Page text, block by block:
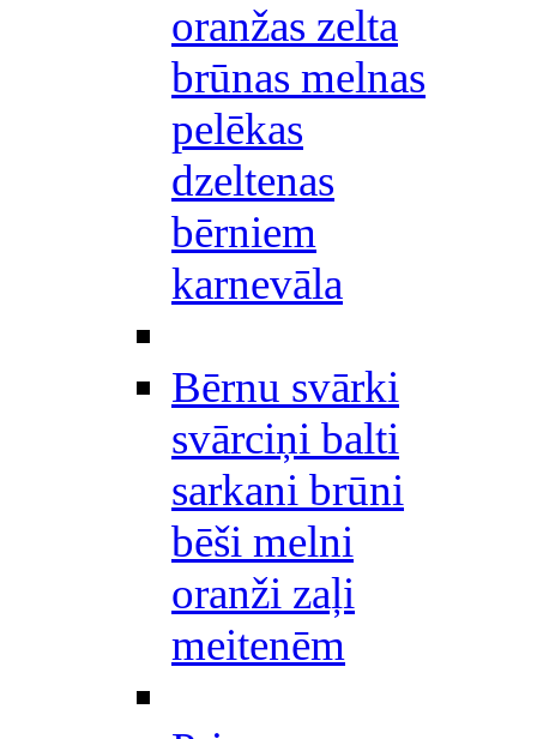
oranžas zelta
brūnas melnas
pelēkas
dzeltenas
bērniem
karnevāla
Bērnu svārki
svārciņi balti
sarkani brūni
bēši melni
oranži zaļi
meitenēm